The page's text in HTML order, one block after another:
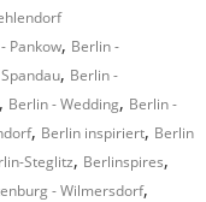
Pankow, Berlin -
, Berlin -
, Berlin - Wedding, Berlin -
, Berlin inspiriert, Berlin
Steglitz, Berlinspires,
- Wilmersdorf,